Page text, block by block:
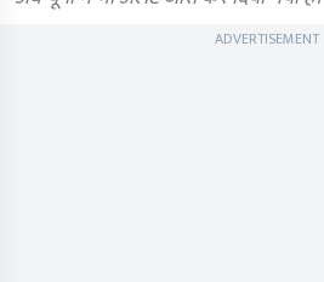
ADVERTISEMENT